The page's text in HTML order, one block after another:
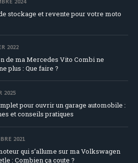
stockage et revente pour votre moto
2022
de ma Mercedes Vito Combi ne
plus : Que faire ?
2025
pour ouvrir un garage automobile :
et conseils pratiques
2021
qui s’allume sur ma Volkswagen
: Combien ça coute ?